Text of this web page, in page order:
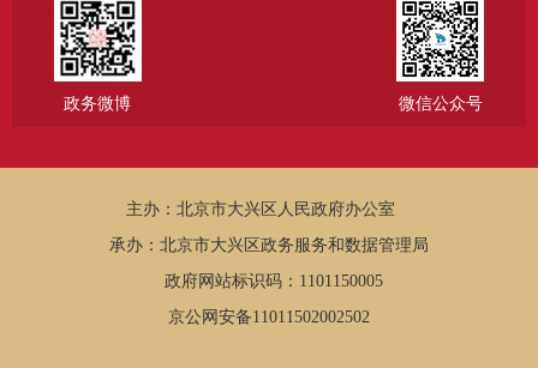
政务微博 微信公众号
主办：北京市大兴区人民政府办公室
承办：北京市大兴区政务服务和数据管理局
政府网站标识码：1101150005
京公网安备11011502002502